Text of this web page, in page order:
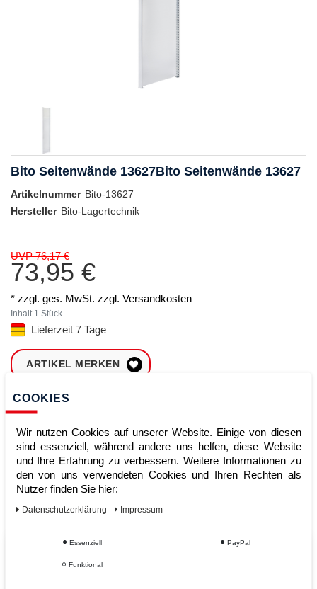
Bito Seitenwände 13627Bito Seitenwände 13627
Artikelnummer Bito-13627
Hersteller Bito-Lagertechnik
UVP 76,17 €
73,95 €
* zzgl. ges. MwSt. zzgl. Versandkosten
Inhalt 1 Stück
Lieferzeit 7 Tage
ARTIKEL MERKEN
ZUM WARENKORB
Sofort lieferbar
Kauf auf Rechnung
COOKIES
Wir nutzen Cookies auf unserer Website. Einige von diesen
sind essenziell, während andere uns helfen, diese Website
und Ihre Erfahrung zu verbessern. Weitere Informationen zu
den von uns verwendeten Cookies und Ihren Rechten als
Nutzer finden Sie hier:
Daten­schutz­erklärung Impressum
Essenziell PayPal
Funktional